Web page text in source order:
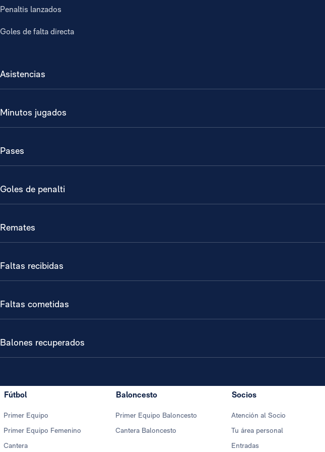
Penaltis lanzados
Goles de falta directa
Asistencias
Minutos jugados
Pases
Goles de penalti
Remates
Faltas recibidas
Faltas cometidas
Balones recuperados
Fútbol
Primer Equipo
Primer Equipo Femenino
Cantera
Baloncesto
Primer Equipo Baloncesto
Cantera Baloncesto
Socios
Atención al Socio
Tu área personal
Entradas